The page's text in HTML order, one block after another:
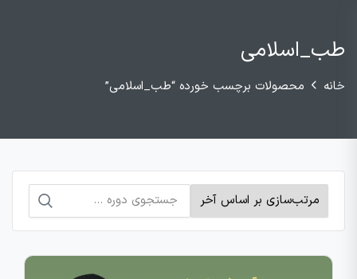
طب_اسلامی
خانه محصولات برچسب خورده “طب_اسلامی”
جستجو
برای: